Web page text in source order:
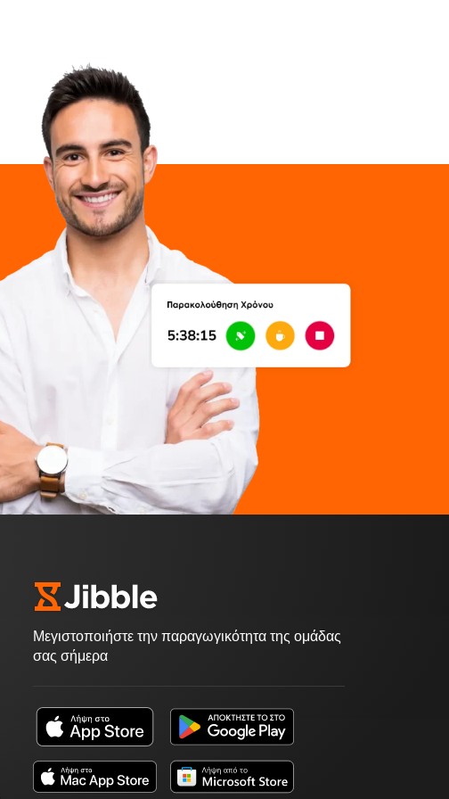
Μεγιστοποιήστε την παραγωγικότητα της ομάδας
σας σήμερα